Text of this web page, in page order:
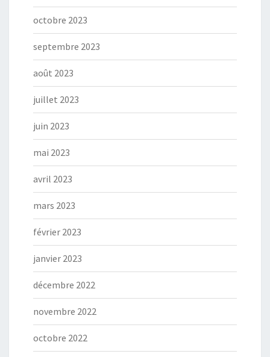
octobre 2023
septembre 2023
août 2023
juillet 2023
juin 2023
mai 2023
avril 2023
mars 2023
février 2023
janvier 2023
décembre 2022
novembre 2022
octobre 2022